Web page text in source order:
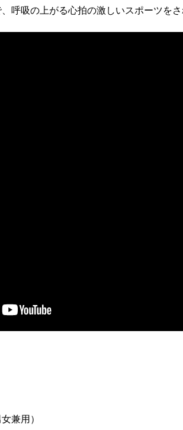
呼吸の上がる心拍の激しいスポーツをさ
兼用）